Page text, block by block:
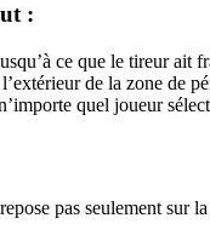
:
ce que le tireur ait
de la zone de
quel joueur
pas seulement sur